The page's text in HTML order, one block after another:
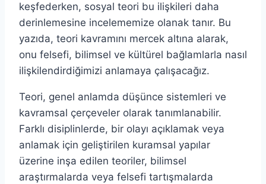
keşfederken, sosyal teori bu ilişkileri daha
derinlemesine incelememize olanak tanır. Bu
yazıda, teori kavramını mercek altına alarak,
onu felsefi, bilimsel ve kültürel bağlamlarla nasıl
ilişkilendirdiğimizi anlamaya çalışacağız.
Teori, genel anlamda düşünce sistemleri ve
kavramsal çerçeveler olarak tanımlanabilir.
Farklı disiplinlerde, bir olayı açıklamak veya
anlamak için geliştirilen kuramsal yapılar
üzerine inşa edilen teoriler, bilimsel
araştırmalarda veya felsefi tartışmalarda